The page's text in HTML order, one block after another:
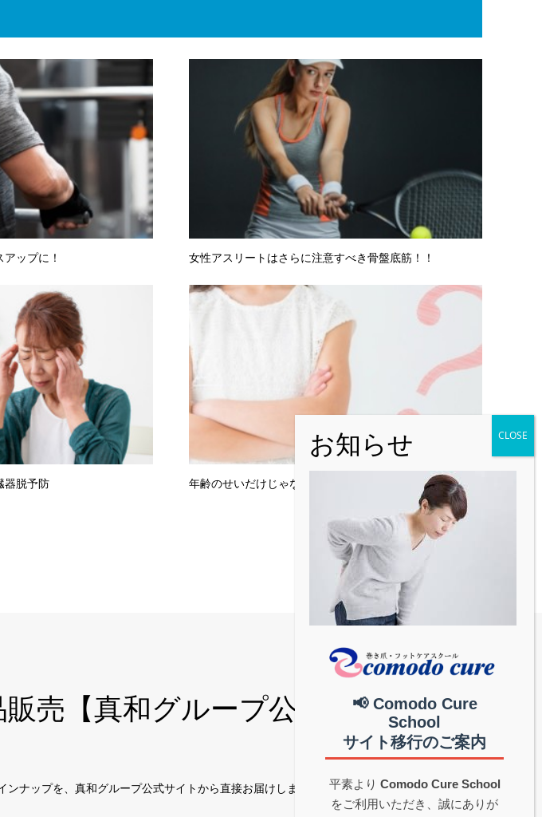
ップに！ 女性アスリートはさらに注意すべき骨盤底筋！！
器脱予防 年齢のせいだけじゃない！骨盤底筋が弱る原因
販売【真和グループ公式│中部地
ナップを、真和グループ公式サイトから直接お届けします。
📢 Comodo Cure
School
サイト移行のご案内
平素より Comodo Cure School
をご利用いただき、誠にありが